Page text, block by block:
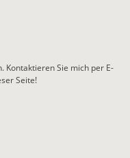
Kontaktieren Sie mich per E-
Seite!